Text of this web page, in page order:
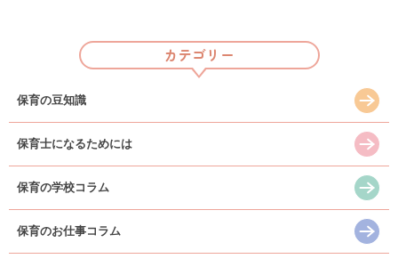
カテゴリー
保育の豆知識
保育士になるためには
保育の学校コラム
保育のお仕事コラム